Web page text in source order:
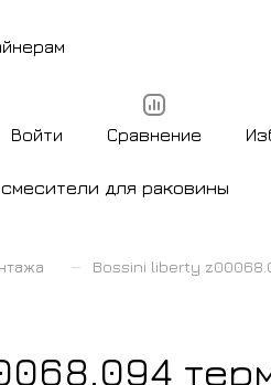
Войти Сравнение
смесители для раковины
– Bossini liberty